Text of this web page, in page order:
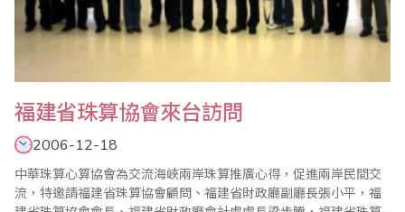
福建省珠算協會來台訪問
2006-12-18
中華珠算心算協會為交流海峽兩岸珠算推廣心得，促進兩岸民間交
流，特邀請福建省珠算協會顧問、福建省財政廳副廳長張小平，福